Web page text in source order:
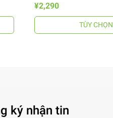
¥2,290
TÙY CHỌN
ký nhận tin